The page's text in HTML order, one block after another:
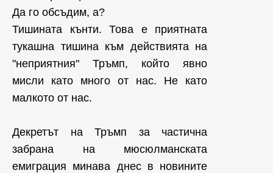
Да го обсъдим, а?
Тишината кънти. Това е приятната
тукашна тишина към действията на
"неприятния" Тръмп, който явно
мисли като много от нас. Не като
малкото от нас.
Декретът на Тръмп за частична
забрана на мюсюлманската
емиграция минава днес в новините